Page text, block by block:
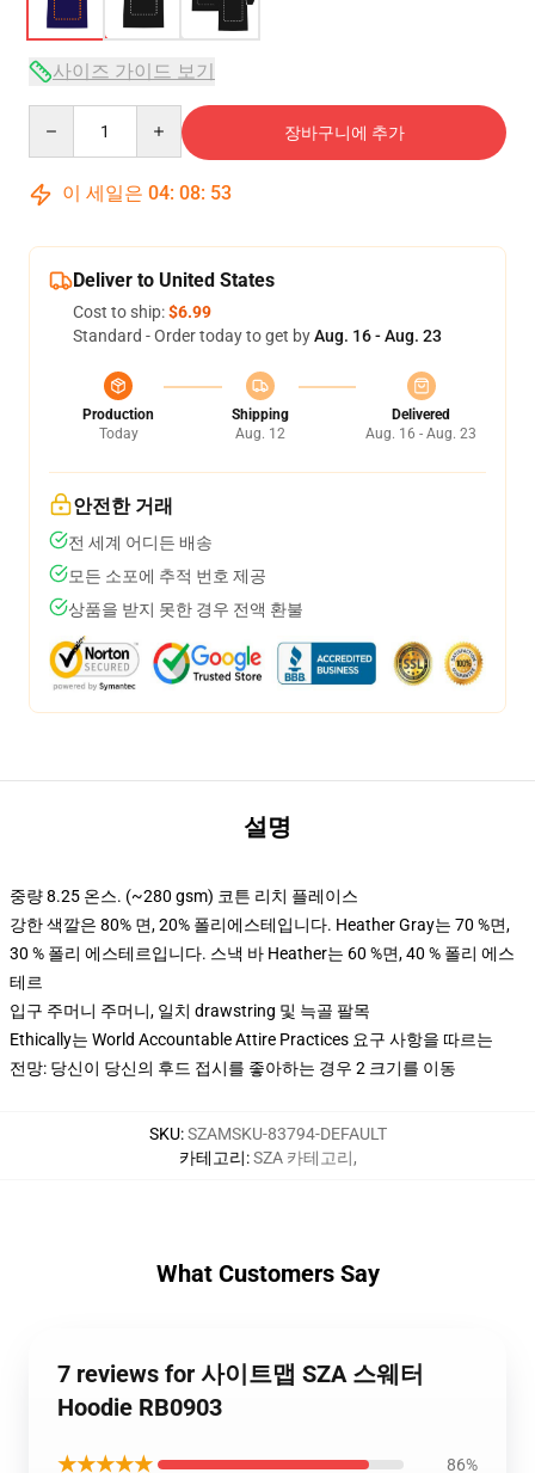
사이즈 가이드 보기
장바구니에 추가
이 세일은 04: 08: 52
Deliver to United States
Cost to ship:$6.99
Standard - Order today to get byAug. 16 - Aug. 23
Production
Today
Shipping
Aug. 12
Delivered
Aug. 16 - Aug. 23
안전한 거래
전 세계 어디든 배송
모든 소포에 추적 번호 제공
상품을 받지 못한 경우 전액 환불
설명
중량 8.25 온스. (~280 gsm) 코튼 리치 플레이스
강한 색깔은 80% 면, 20% 폴리에스테입니다. Heather Gray는 70 %면,
30 % 폴리 에스테르입니다. 스낵 바 Heather는 60 %면, 40 % 폴리 에스
테르
입구 주머니 주머니, 일치 drawstring 및 늑골 팔목
Ethically는 World Accountable Attire Practices 요구 사항을 따르는
전망: 당신이 당신의 후드 접시를 좋아하는 경우 2 크기를 이동
SKU:SZAMSKU-83794-DEFAULT
카테고리:SZA 카테고리,
What Customers Say
7 reviews for 사이트맵 SZA 스웨터
Hoodie RB0903
★★★★★ 86%